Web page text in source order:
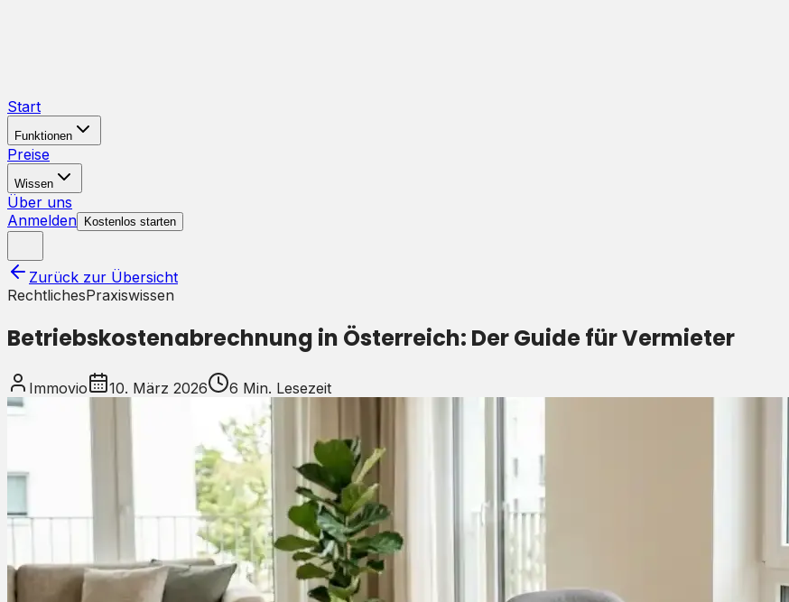
Start
Funktionen
Preise
Wissen
Über uns
Anmelden
Kostenlos starten
Zurück zur Übersicht
RechtlichesPraxiswissen
Betriebskostenabrechnung in Österreich: Der Guide für Vermieter
Immovio 10. März 2026 6 Min. Lesezeit